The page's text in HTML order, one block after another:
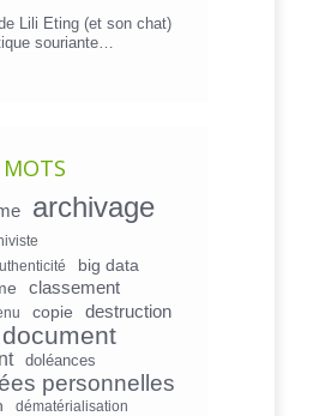
Lili Eting (et son chat)
souriante…
archivage
big data
classement
copie destruction
document
doléances
personnelles
dématérialisation